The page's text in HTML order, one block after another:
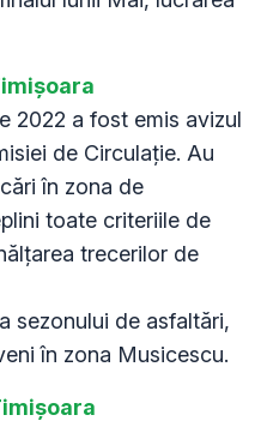
2022 a fost emis avizul
de Circulație. Au
în zona de
toate criteriile de
trecerilor de
sezonului de asfaltări,
în zona Musicescu.